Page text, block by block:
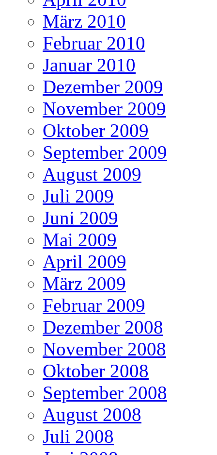
März 2010
Februar 2010
Januar 2010
Dezember 2009
November 2009
Oktober 2009
September 2009
August 2009
Juli 2009
Juni 2009
Mai 2009
April 2009
März 2009
Februar 2009
Dezember 2008
November 2008
Oktober 2008
September 2008
August 2008
Juli 2008